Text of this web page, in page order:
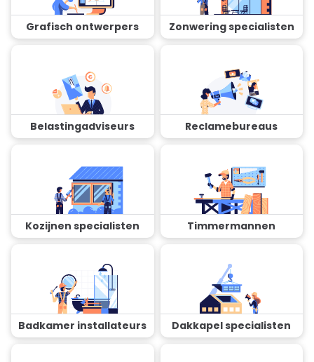
Grafisch ontwerpers Zonwering specialisten
Belastingadviseurs Reclamebureaus
Kozijnen specialisten Timmermannen
Badkamer installateurs Dakkapel specialisten